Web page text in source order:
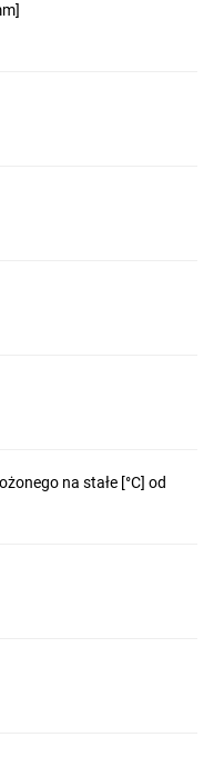
na stałe [°C] od